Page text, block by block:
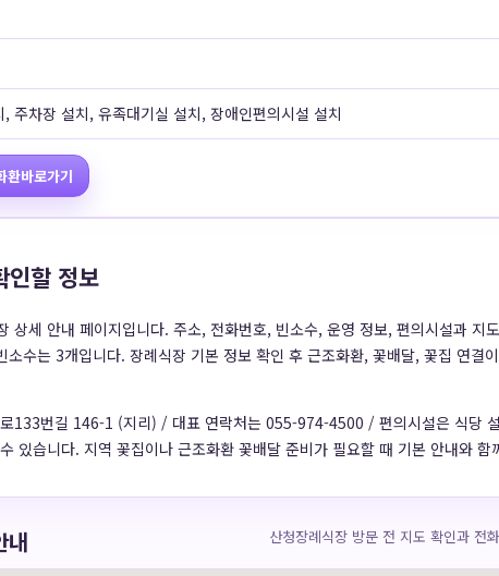
, 주차장 설치, 유족대기실 설치, 장애인편의시설 설치
환바로가기
인할 정보
상세 안내 페이지입니다. 주소, 전화번호, 빈소수, 운영 정보, 편의시설과 지
수는 3개입니다. 장례식장 기본 정보 확인 후 근조화환, 꽃배달, 꽃집 연결
133번길 146-1 (지리) / 대표 연락처는 055-974-4500 / 편의시설은 식당
있습니다. 지역 꽃집이나 근조화환 꽃배달 준비가 필요할 때 기본 안내와 함
내 산청장례식장 방문 전 지도 확인과 전